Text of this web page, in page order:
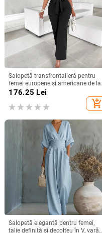
Salopetă transfrontalieră pentru
femei europene și americane de la
Amazon, cu noul temperament, cu
176.25 Lei
add_shopping_cart
Salopetă elegantă pentru femei,
talie definită și decolteu în V, vară